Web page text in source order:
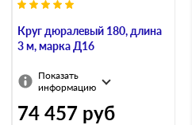
Круг дюралевый 180, длина
3 м, марка Д16
Показать
информацию
74 457 руб